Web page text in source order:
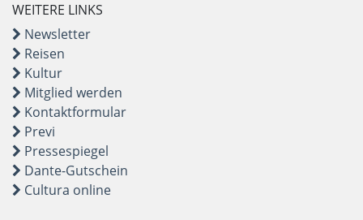
WEITERE LINKS
Newsletter
Reisen
Kultur
Mitglied werden
Kontaktformular
Previ
Pressespiegel
Dante-Gutschein
Cultura online